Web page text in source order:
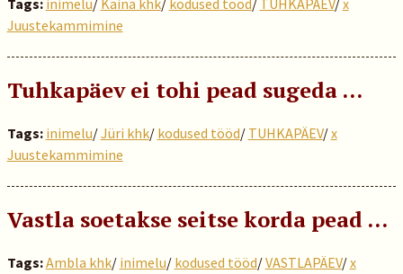
Tags: inimelu/ Käina khk/ kodused tööd/ TUHKAPÄEV/x
Juustekammimine
Tuhkapäev ei tohi pead sugeda …
Tags: inimelu/Jüri khk/ kodused tööd/ TUHKAPÄEV/x
Juustekammimine
Vastla soetakse seitse korda pead …
Tags:Ambla khk/ inimelu/ kodused tööd/VASTLAPÄEV/x